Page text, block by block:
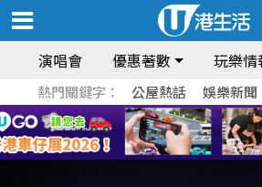
演唱會 優惠著數 玩樂情
熱門關鍵字： 公屋熱話 娛樂新聞